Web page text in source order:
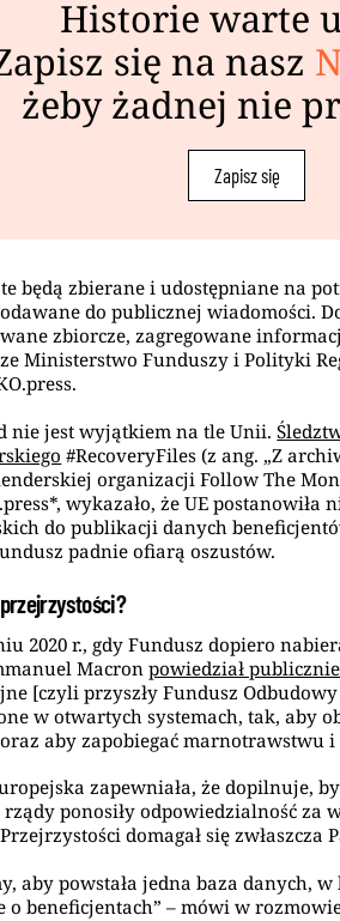
Historie warte
się na nasz
żeby żadnej nie
Zapisz się
będą zbierane i udostępniane na
do publicznej wiadomości.
zbiorcze, zagregowane
Ministerstwo Funduszy i Polityki
nie jest wyjątkiem na tle Unii.
#RecoveryFiles (z ang. „Z
organizacji Follow The
wykazało, że UE postanowiła
do publikacji danych
padnie ofiarą oszustów.
2020 r., gdy Fundusz dopiero
Macronpowiedział publicznie
[czyli przyszły Fundusz
w otwartych systemach, tak, aby
aby zapobiegać marnotrawstwu
zapewniała, że dopilnuje,
rządy ponosiły odpowiedzialność za
domagał się zwłaszcza
aby powstała jedna baza danych,
o beneficjentach” – mówi w